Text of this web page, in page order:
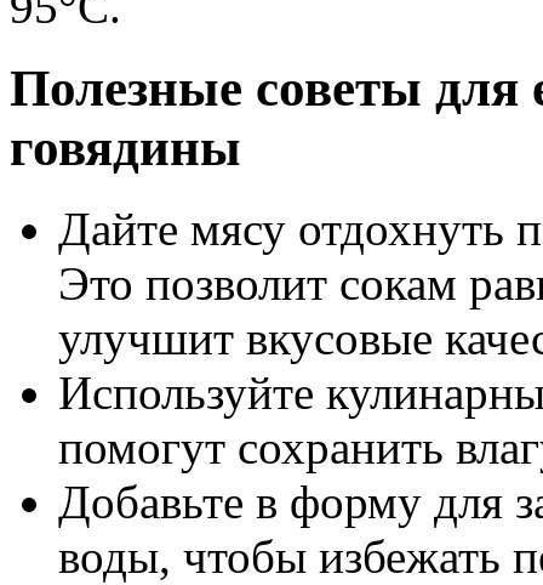
Полезные советы для
говядины
Дайте мясу отдохнуть
Это позволит сокам
улучшит вкусовые
Используйте
помогут сохранить
Добавьте в форму для
воды, чтобы избежать